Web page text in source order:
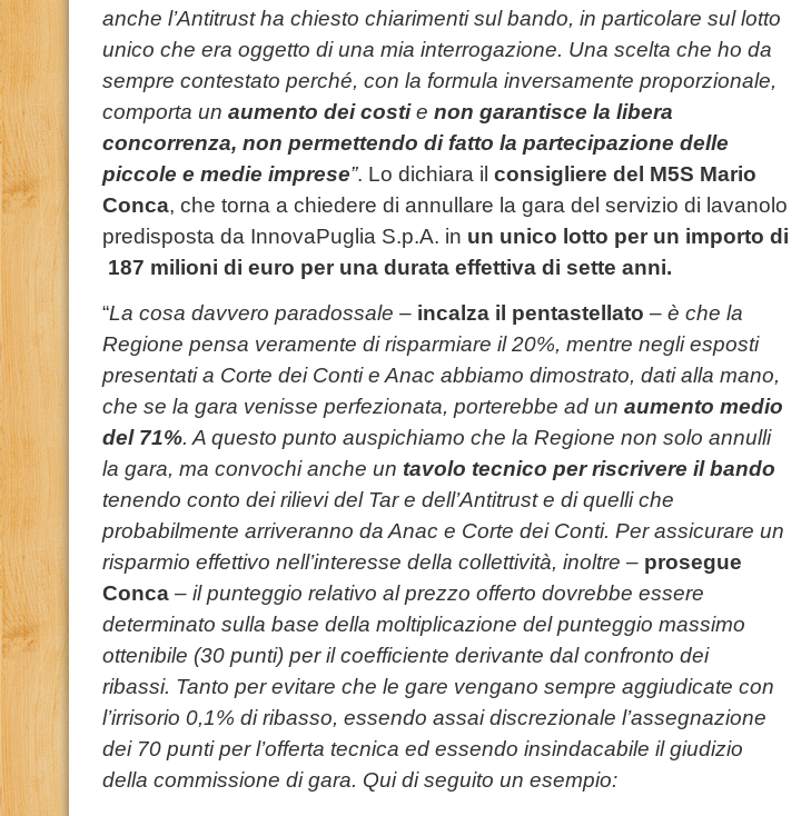
anche l’Antitrust ha chiesto chiarimenti sul bando, in particolare sul lotto
unico che era oggetto di una mia interrogazione. Una scelta che ho da
sempre contestato perché, con la formula inversamente proporzionale,
comporta un aumento dei costie non garantisce la libera
concorrenza, non permettendo di fatto la partecipazione delle
piccole e medie imprese”. Lo dichiara il consigliere del M5S Mario
Conca, che torna a chiedere di annullare la gara del servizio di lavanolo
predisposta da InnovaPuglia S.p.A. in un unico lotto per un importo di
187 milioni di euro per una durata effettiva di sette anni.
“La cosa davvero paradossale – incalza il pentastellato – è che la
Regione pensa veramente di risparmiare il 20%, mentre negli esposti
presentati a Corte dei Conti e Anac abbiamo dimostrato, dati alla mano,
che se la gara venisse perfezionata, porterebbe ad un aumento medio
del 71%. A questo punto auspichiamo che la Regione non solo annulli
la gara, ma convochi anche un tavolo tecnico per riscrivere il bando
tenendo conto dei rilievi del Tar e dell’Antitrust e di quelli che
probabilmente arriveranno da Anac e Corte dei Conti. Per assicurare un
risparmio effettivo nell’interesse della collettività, inoltre – prosegue
Conca – il punteggio relativo al prezzo offerto dovrebbe essere
determinato sulla base della moltiplicazione del punteggio massimo
ottenibile (30 punti) per il coefficiente derivante dal confronto dei
ribassi. Tanto per evitare che le gare vengano sempre aggiudicate con
l’irrisorio 0,1% di ribasso, essendo assai discrezionale l’assegnazione
dei 70 punti per l’offerta tecnica ed essendo insindacabile il giudizio
della commissione di gara. Qui di seguito un esempio: